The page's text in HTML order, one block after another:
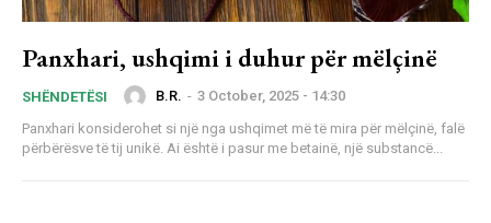
Panxhari, ushqimi i duhur për mëlçinë
SHËNDETËSI B.R. - 3 October, 2025 - 14:30
Panxhari konsiderohet si një nga ushqimet më të mira për mëlçinë, falë
përbërësve të tij unikë. Ai është i pasur me betainë, një substancë...